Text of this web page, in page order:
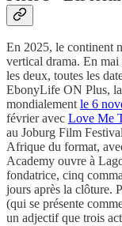
En 2025, le continent
vertical drama. En
les deux, toutes les
EbonyLife ON Plus,
mondialement le 6
février avec Love Me
au Joburg Film
Afrique du format,
Academy ouvre à
fondatrice, cinq
jours après la clôture.
(qui se présente
un adjectif que trois